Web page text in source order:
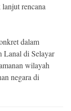
rencana
dalam
Lanal di Selayar
wilayah
negara di